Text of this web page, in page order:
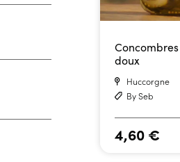
doux
Huccorgne
By Seb
4,60 €